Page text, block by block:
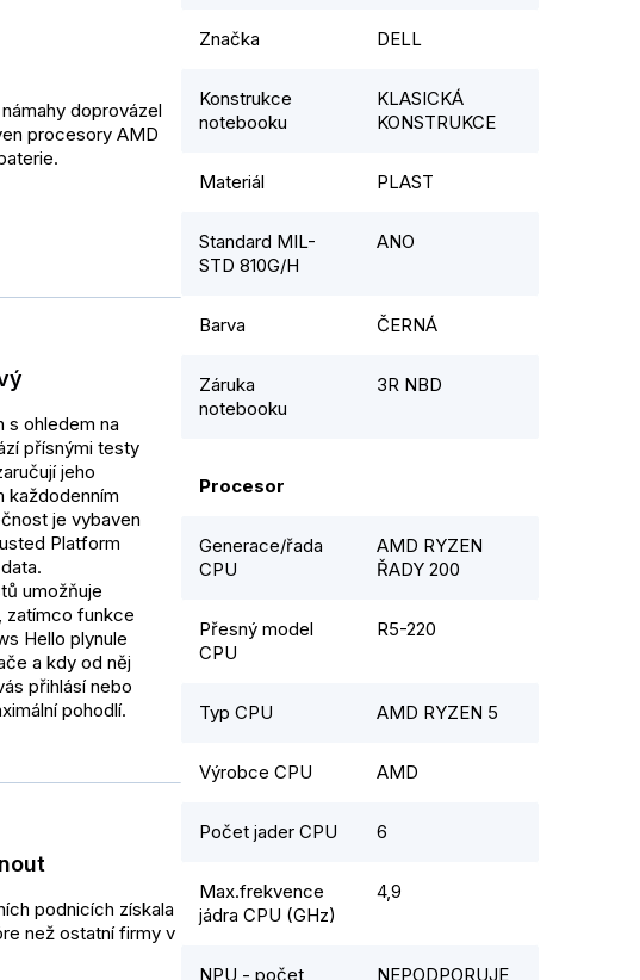
doprovázel
procesory AMD
s ohledem na
přísnými testy
jeho
každodenním
je vybaven
Platform
umožňuje
zatímco funkce
Hello plynule
a kdy od něj
přihlásí nebo
pohodlí.
podnicích získala
než ostatní firmy v
Značka DELL
Konstrukce
notebooku
KLASICKÁ
KONSTRUKCE
Materiál PLAST
Standard MIL-
STD 810G/H
ANO
Barva ČERNÁ
Záruka
notebooku
3R NBD
Procesor
Generace/řada
CPU
AMD RYZEN
ŘADY 200
Přesný model
CPU
R5-220
Typ CPU AMD RYZEN 5
Výrobce CPU AMD
Počet jader CPU 6
Max.frekvence
jádra CPU (GHz)
4,9
NPU - počet
NEPODPORUJE